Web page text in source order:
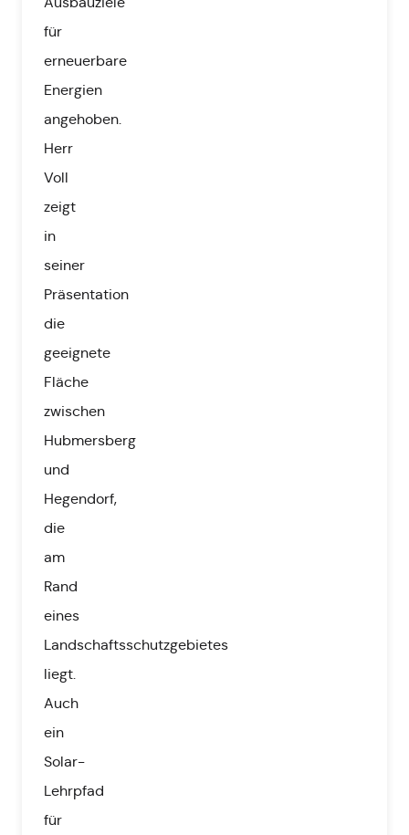
für
erneuerbare
Energien
angehoben.
Herr
Voll
zeigt
in
seiner
Präsentation
die
geeignete
Fläche
zwischen
Hubmersberg
und
Hegendorf,
die
am
Rand
eines
Landschaftsschutzgebietes
liegt.
Auch
ein
Solar-
Lehrpfad
für